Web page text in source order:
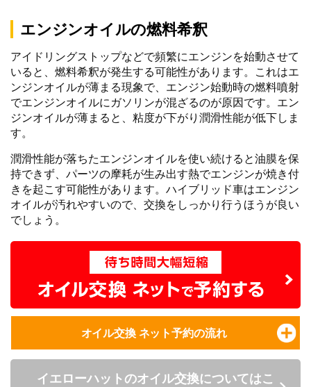
エンジンオイルの燃料希釈
アイドリングストップなどで頻繁にエンジンを始動させて
いると、燃料希釈が発生する可能性があります。これはエ
ンジンオイルが薄まる現象で、エンジン始動時の燃料噴射
でエンジンオイルにガソリンが混ざるのが原因です。エン
ジンオイルが薄まると、粘度が下がり潤滑性能が低下しま
す。
潤滑性能が落ちたエンジンオイルを使い続けると油膜を保
持できず、パーツの摩耗が生み出す熱でエンジンが焼き付
きを起こす可能性があります。ハイブリッド車はエンジン
オイルが汚れやすいので、交換をしっかり行うほうが良い
でしょう。
オイル交換 ネット予約の流れ
イエローハットのオイル交換についてはこ